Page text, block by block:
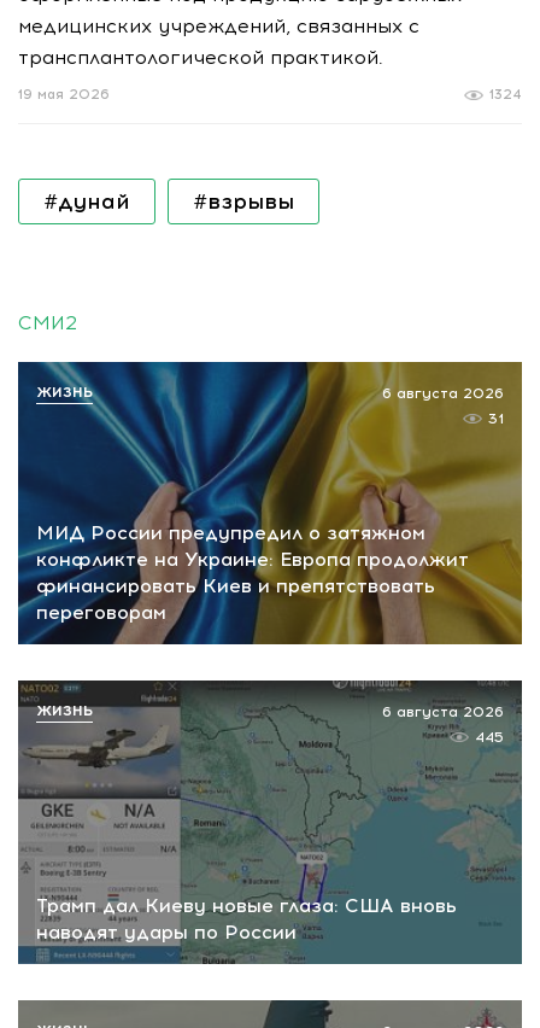
медицинских учреждений, связанных с
трансплантологической практикой.
1324
19 мая 2026
#дунай #взрывы
СМИ2
МИД России предупредил о затяжном
конфликте на Украине: Европа продолжит
финансировать Киев и препятствовать
переговорам
6 августа 2026
31
ЖИЗНЬ
Трамп дал Киеву новые глаза: США вновь
наводят удары по России
6 августа 2026
445
ЖИЗНЬ